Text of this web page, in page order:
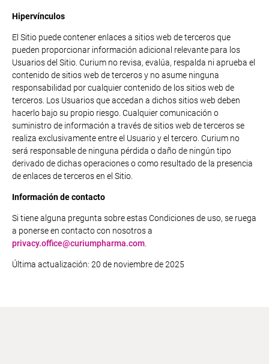
Hipervínculos
El Sitio puede contener enlaces a sitios web de terceros que
pueden proporcionar información adicional relevante para los
Usuarios del Sitio. Curium no revisa, evalúa, respalda ni aprueba el
contenido de sitios web de terceros y no asume ninguna
responsabilidad por cualquier contenido de los sitios web de
terceros. Los Usuarios que accedan a dichos sitios web deben
hacerlo bajo su propio riesgo. Cualquier comunicación o
suministro de información a través de sitios web de terceros se
realiza exclusivamente entre el Usuario y el tercero. Curium no
será responsable de ninguna pérdida o daño de ningún tipo
derivado de dichas operaciones o como resultado de la presencia
de enlaces de terceros en el Sitio.
Información de contacto
Si tiene alguna pregunta sobre estas Condiciones de uso, se ruega
a ponerse en contacto con nosotros a
privacy.office@curiumpharma.com
Última actualización: 20 de noviembre de 2025